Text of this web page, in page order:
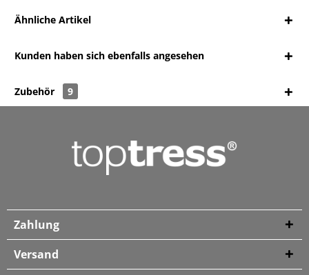
Ähnliche Artikel
Kunden haben sich ebenfalls angesehen
Zubehör 9
Zahlung
Versand